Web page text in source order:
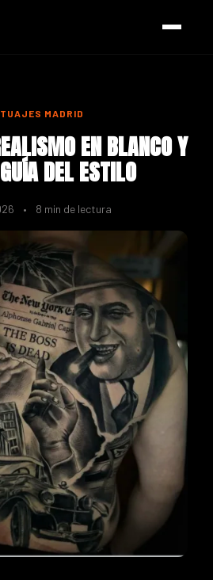
MADRID
EN BLANCO Y
DEL ESTILO
• 8 min de lectura